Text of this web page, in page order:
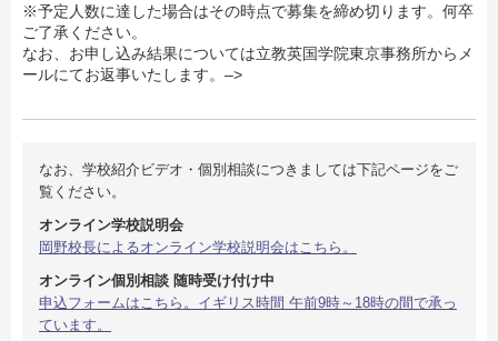
※予定人数に達した場合はその時点で募集を締め切ります。何卒
ご了承ください。
なお、お申し込み結果については立教英国学院東京事務所からメ
ールにてお返事いたします。–>
なお、学校紹介ビデオ・個別相談につきましては下記ページをご
覧ください。
オンライン学校説明会
岡野校長によるオンライン学校説明会はこちら。
オンライン個別相談 随時受け付け中
申込フォームはこちら。イギリス時間 午前9時～18時の間で承っ
ています。